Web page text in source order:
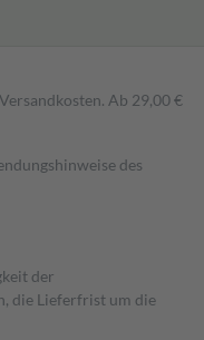
Ab 29,00 €
des
der
die Lieferfrist um die